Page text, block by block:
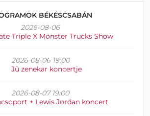
BÉKÉSCSABÁN
2026-08-06
Triple X Monster Trucks Show
2026-08-06 19:00
Jü zenekar koncertje
2026-08-07 19:00
+ Lewis Jordan koncert